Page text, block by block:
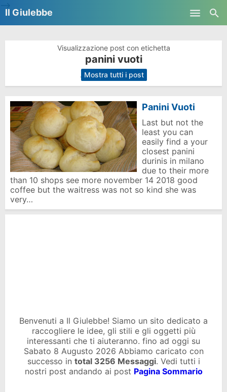
Il Giulebbe
Visualizzazione post con etichetta
panini vuoti
. Mostra tutti i post
Panini Vuoti
Last but not the
least you can
easily find a your
closest panini
durinis in milano
due to their more
than 10 shops see more november 14 2018 good
coffee but the waitress was not so kind she was
very…
Benvenuti a Il Giulebbe! Siamo un sito dedicato a
raccogliere le idee, gli stili e gli oggetti più
interessanti che ti aiuteranno. fino ad oggi su
Sabato 8 Augusto 2026 Abbiamo caricato con
successo in total 3256 Messaggi. Vedi tutti i
nostri post andando ai post Pagina Sommario